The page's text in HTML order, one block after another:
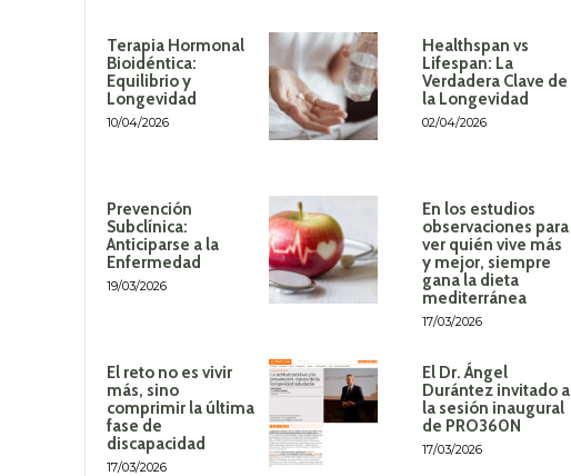
Terapia Hormonal
Bioidéntica:
Equilibrio y
Longevidad
10/04/2026
Healthspan vs
Lifespan: La
Verdadera Clave de
la Longevidad
02/04/2026
Prevención
Subclínica:
Anticiparse a la
Enfermedad
19/03/2026
En los estudios
observaciones para
ver quién vive más
y mejor, siempre
gana la dieta
mediterránea
17/03/2026
El reto no es vivir
más, sino
comprimir la última
fase de
discapacidad
17/03/2026
El Dr. Ángel
Durántez invitado a
la sesión inaugural
de PRO360N
17/03/2026